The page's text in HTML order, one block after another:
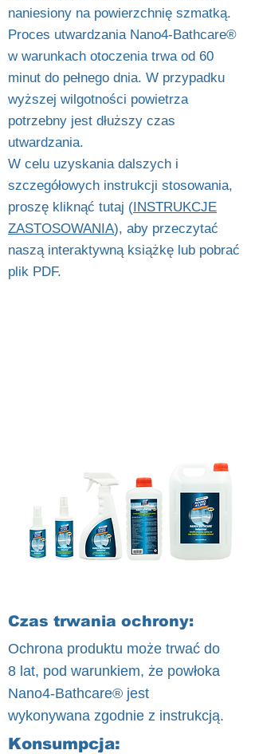
naniesiony na powierzchnię szmatką.
Proces utwardzania Nano4-Bathcare®
w warunkach otoczenia trwa od 60
minut do pełnego dnia. W przypadku
wyższej wilgotności powietrza
potrzebny jest dłuższy czas
utwardzania.
W celu uzyskania dalszych i
szczegółowych instrukcji stosowania,
proszę kliknąć tutaj (INSTRUKCJE
ZASTOSOWANIA), aby przeczytać
naszą interaktywną książkę lub pobrać
plik PDF.
Czas trwania ochrony:
Ochrona produktu może trwać do
8 lat, pod warunkiem, że powłoka
Nano4-Bathcare® jest
wykonywana zgodnie z instrukcją.
Konsumpcja: